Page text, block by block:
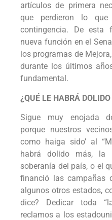
artículos de primera
que perdieron lo
contingencia. De esta
nueva función en el
los programas de
durante los últimos
fundamental.
¿QUÉ LE HABRÁ
Sigue muy enojada
porque nuestros
como haiga sido’ al
habrá dolido más, la
soberanía del país, o el
financió las campañas
algunos otros estados,
dice? Dedicar toda
reclamos a los